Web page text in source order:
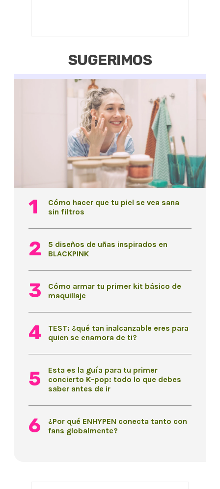
SUGERIMOS
Cómo hacer que tu piel se vea sana
sin filtros
5 diseños de uñas inspirados en
BLACKPINK
Cómo armar tu primer kit básico de
maquillaje
TEST: ¿qué tan inalcanzable eres para
quien se enamora de ti?
Esta es la guía para tu primer
concierto K-pop: todo lo que debes
saber antes de ir
¿Por qué ENHYPEN conecta tanto con
fans globalmente?